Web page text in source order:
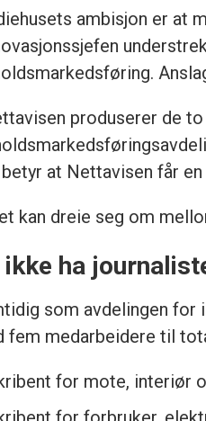
ambisjon er at
produserer de
at Nettavisen får
kan dreie seg om
ikke ha
som avdelingen for
fem medarbeidere til
for mote, interiør